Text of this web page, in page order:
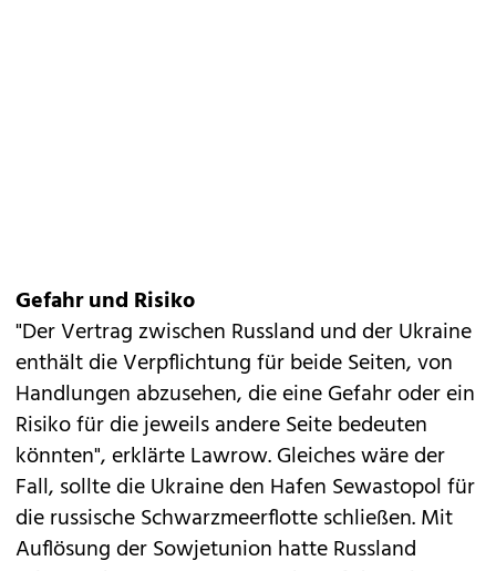
Gefahr und Risiko
"Der Vertrag zwischen Russland und der Ukraine
enthält die Verpflichtung für beide Seiten, von
Handlungen abzusehen, die eine Gefahr oder ein
Risiko für die jeweils andere Seite bedeuten
könnten", erklärte Lawrow. Gleiches wäre der
Fall, sollte die Ukraine den Hafen Sewastopol für
die russische Schwarzmeerflotte schließen. Mit
Auflösung der Sowjetunion hatte Russland